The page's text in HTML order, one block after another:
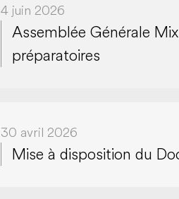
4 juin 2026
Assemblée Générale
préparatoires
30 avril 2026
Mise à disposition du